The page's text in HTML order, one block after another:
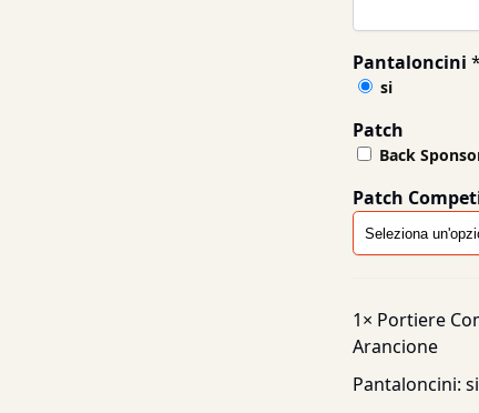
Pantaloncini *
si
Patch
Back
Patch
1× Portiere
Arancione
Pantaloncini: si